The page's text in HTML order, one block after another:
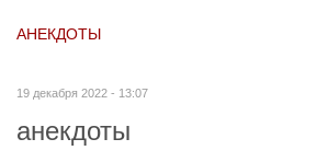
АНЕКДОТЫ
19 декабря 2022 - 13:07
анекдоты